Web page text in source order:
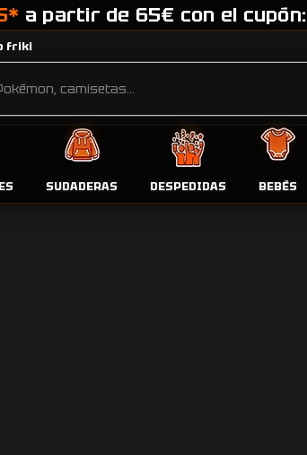
a partir de 65€ con el cupón:
friki
SUDADERAS DESPEDIDAS BEBÉS